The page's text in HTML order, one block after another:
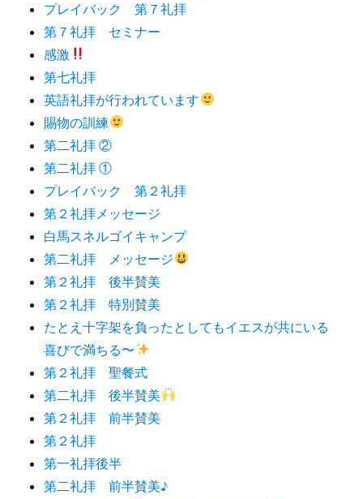
プレイバック 第７礼拝
第７礼拝 セミナー
感激
第七礼拝
英語礼拝が行われています
賜物の訓練
第二礼拝 ②
第二礼拝 ①
プレイバック 第２礼拝
第２礼拝メッセージ
白馬スネルゴイキャンプ
第二礼拝 メッセージ
第２礼拝 後半賛美
第２礼拝 特別賛美
たとえ十字架を負ったとしてもイエスが共にいる
喜びで満ちる〜
第２礼拝 聖餐式
第二礼拝 後半賛美
第２礼拝 前半賛美
第２礼拝
第一礼拝後半
第二礼拝 前半賛美♪